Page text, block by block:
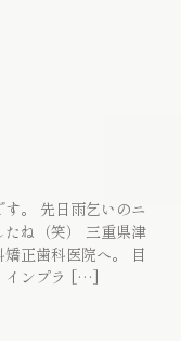
。 先日雨乞いのニ
ね（笑） 三重県津
正歯科医院へ。 目
インプラ […]